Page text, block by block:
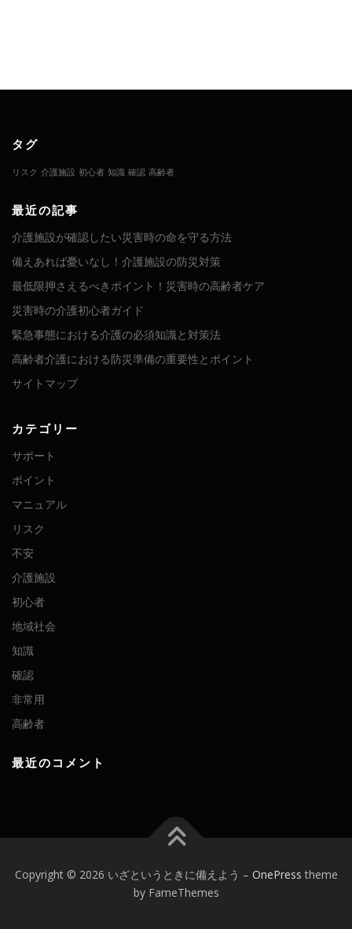
タグ
リスク 介護施設 初心者 知識 確認 高齢者
最近の記事
介護施設が確認したい災害時の命を守る方法
備えあれば憂いなし！介護施設の防災対策
最低限押さえるべきポイント！災害時の高齢者ケア
災害時の介護初心者ガイド
緊急事態における介護の必須知識と対策法
高齢者介護における防災準備の重要性とポイント
サイトマップ
カテゴリー
サポート
ポイント
マニュアル
リスク
不安
介護施設
初心者
地域社会
知識
確認
非常用
高齢者
最近のコメント
Copyright © 2026 いざというときに備えよう – OnePress theme
by FameThemes